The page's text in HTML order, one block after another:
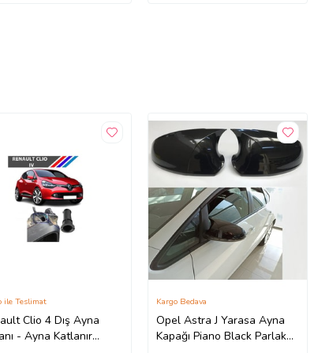
Clio 4 Dış Ayna
- Ayna Katlanır
ile Teslimat
Opel Astra J Yarasa Ayna
Kapağı Piano Black Parlak
Kargo Bedava